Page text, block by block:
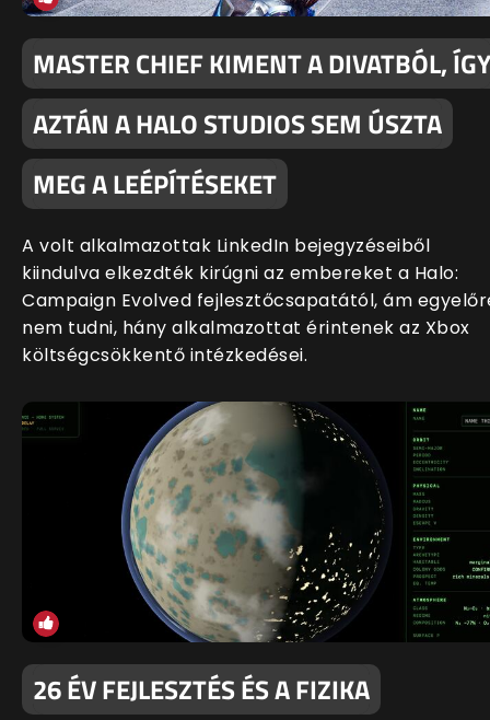
MASTER CHIEF KIMENT A DIVATBÓL, ÍGY
AZTÁN A HALO STUDIOS SEM ÚSZTA
MEG A LEÉPÍTÉSEKET
A volt alkalmazottak LinkedIn bejegyzéseiből
kiindulva elkezdték kirúgni az embereket a Halo:
Campaign Evolved fejlesztőcsapatától, ám
nem tudni, hány alkalmazottat érintenek az Xbox
költségcsökkentő intézkedései.
26 ÉV FEJLESZTÉS ÉS A FIZIKA